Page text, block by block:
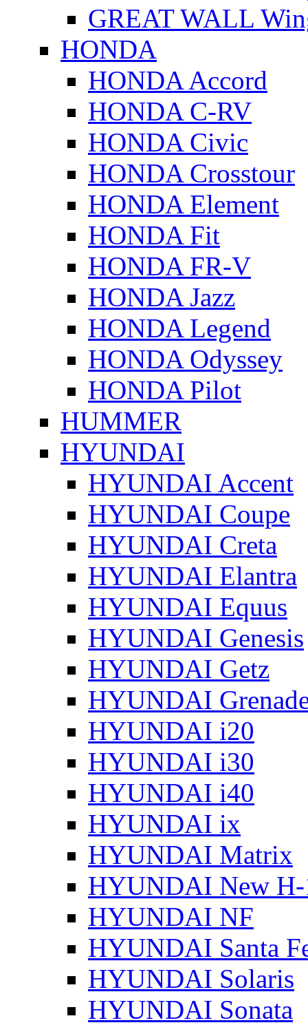
GREAT WALL
HONDA
HONDA Accord
HONDA C-RV
HONDA Civic
HONDA Crosstour
HONDA Element
HONDA Fit
HONDA FR-V
HONDA Jazz
HONDA Legend
HONDA Odyssey
HONDA Pilot
HUMMER
HYUNDAI
HYUNDAI Accent
HYUNDAI Coupe
HYUNDAI Creta
HYUNDAI Elantra
HYUNDAI Equus
HYUNDAI Genesis
HYUNDAI Getz
HYUNDAI
HYUNDAI i20
HYUNDAI i30
HYUNDAI i40
HYUNDAI ix
HYUNDAI Matrix
HYUNDAI New
HYUNDAI NF
HYUNDAI Santa
HYUNDAI Solaris
HYUNDAI Sonata